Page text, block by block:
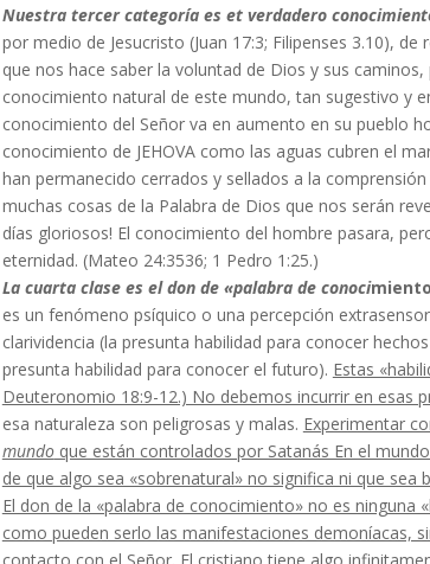
Nuestra tercer categoría es et verdadero
por medio de Jesucristo (Juan 17:3; Filipenses 3.10),
que nos hace saber la voluntad de Dios y sus
conocimiento natural de este mundo, tan sugestivo y
conocimiento del Señor va en aumento en su pueblo
conocimiento de JEHOVA como las aguas cubren el
han permanecido cerrados y sellados a la
muchas cosas de la Palabra de Dios que nos serán
días gloriosos! El conocimiento del hom­bre pasara,
eternidad. (Mateo 24:35­36; 1 Pedro 1:25.)
La cuarta clase es el don de «palabra de conoci­miento
es un fenómeno psíquico o una percepción
clari­videncia (la presunta habilidad para conocer
presunta habilidad para conocer el futuro). Estas
Deuteronomio 18:9-12.) No debemos incurrir en esas
esa naturaleza son peligrosas y malas. Experimentar
mundoque están controlados por Satanás En el
de que algo sea «sobrenatural» no significa ni que sea
El don de la «palabra de conocimiento» no es ninguna
como pueden serlo las mani­festaciones demoníacas,